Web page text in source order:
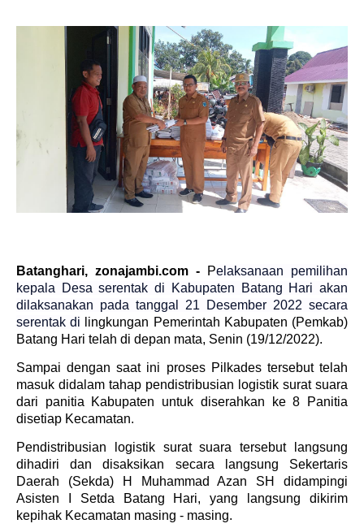
Batanghari, zonajambi.com - Pelaksanaan pemilihan
kepala Desa serentak di Kabupaten Batang Hari akan
dilaksanakan pada tanggal 21 Desember 2022 secara
serentak di lingkungan Pemerintah Kabupaten (Pemkab)
Batang Hari telah di depan mata, Senin (19/12/2022).
Sampai dengan saat ini proses Pilkades tersebut telah
masuk didalam tahap pendistribusian logistik surat suara
dari panitia Kabupaten untuk diserahkan ke 8 Panitia
disetiap Kecamatan.
Pendistribusian logistik surat suara tersebut langsung
dihadiri dan disaksikan secara langsung Sekertaris
Daerah (Sekda) H Muhammad Azan SH didampingi
Asisten I Setda Batang Hari, yang langsung dikirim
kepihak Kecamatan masing - masing.